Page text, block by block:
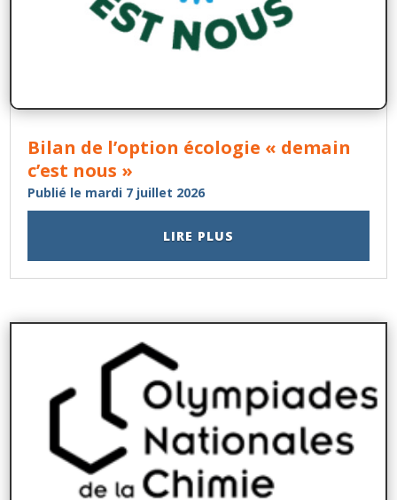
Bilan de l’option écologie « demain
c’est nous »
Publié le mardi 7 juillet 2026
LIRE PLUS